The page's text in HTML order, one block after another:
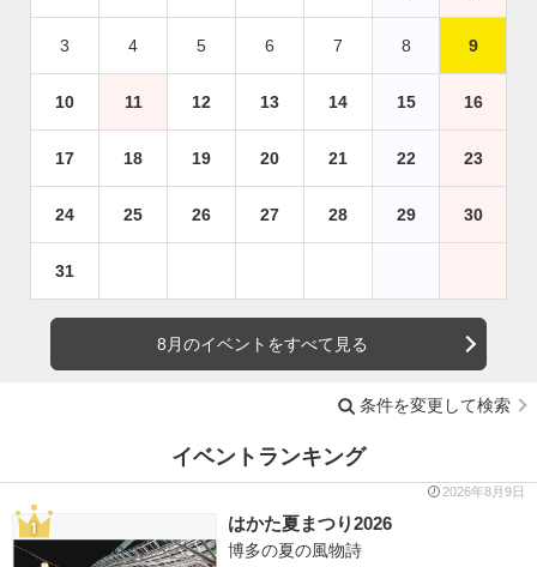
3 4 5 6 7 8 9
10 11 12 13 14 15 16
17 18 19 20 21 22 23
24 25 26 27 28 29 30
31
8月のイベントをすべて見る
条件を変更して検索
イベントランキング
2026年8月9日
はかた夏まつり2026
博多の夏の風物詩